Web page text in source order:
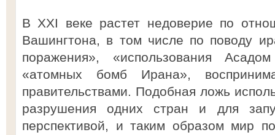
В ХХI веке растет недоверие по
Вашингтона, в том числе по поводу
поражения», «использования
«атомных бомб Ирана»,
правительствами. Подобная ложь
разрушения одних стран и для
перспективой, и таким образом мир